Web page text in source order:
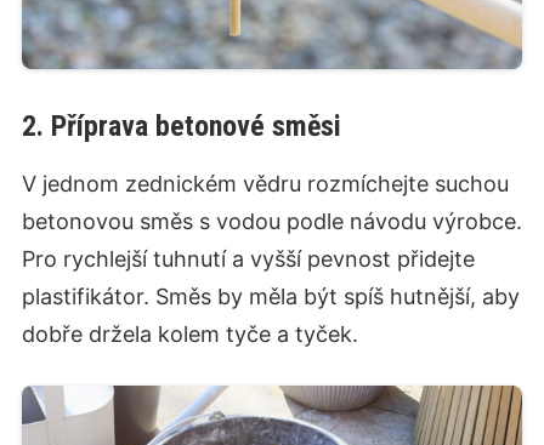
2. Příprava betonové směsi
V jednom zednickém vědru rozmíchejte suchou
betonovou směs s vodou podle návodu výrobce.
Pro rychlejší tuhnutí a vyšší pevnost přidejte
plastifikátor. Směs by měla být spíš hutnější, aby
dobře držela kolem tyče a tyček.